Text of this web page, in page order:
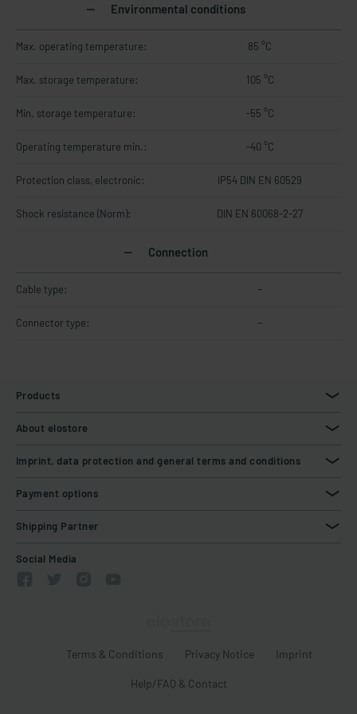
Environmental conditions
Max. operating temperature: 85 °C
Max. storage temperature: 105 °C
Min. storage temperature: -55 °C
Operating temperature min.: -40 °C
Protection class, electronic: IP54 DIN EN 60529
Shock resistance (Norm): DIN EN 60068-2-27
Connection
Cable type: -
Connector type: -
Products
About elostore
Imprint, data protection and general terms and conditions
Payment options
Shipping Partner
Social Media
Terms & Conditions Privacy Notice Imprint
Help/FAQ & Contact